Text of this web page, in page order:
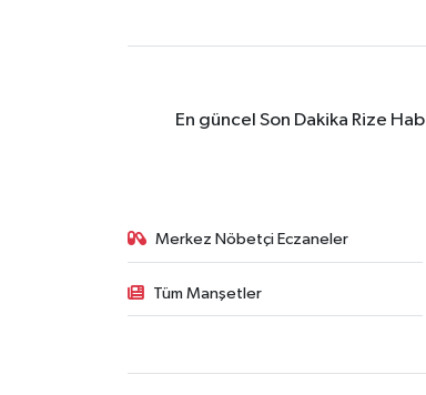
En güncel Son Dakika Rize
Merkez Nöbetçi Eczaneler
Tüm Manşetler